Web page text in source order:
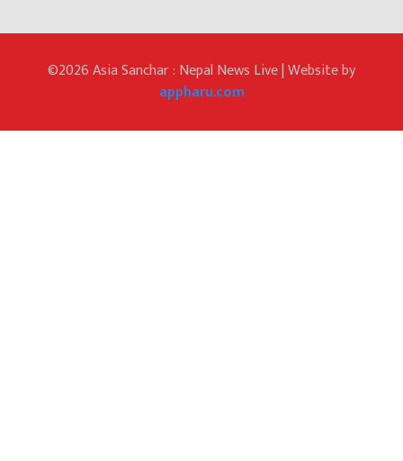
©2026 Asia Sanchar : Nepal News Live | Website by
appharu.com